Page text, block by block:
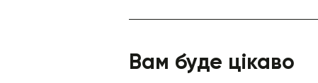
Вам буде цікаво